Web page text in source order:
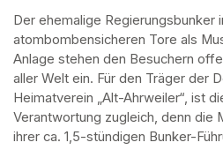
Der ehemalige Regierungsbunker
atombombensicheren Tore als
Anlage stehen den Besuchern
aller Welt ein. Für den Träger der
Heimatverein „Alt-Ahrweiler“, ist
Verantwortung zugleich, denn die
ihrer ca. 1,5-stündigen Bunker-